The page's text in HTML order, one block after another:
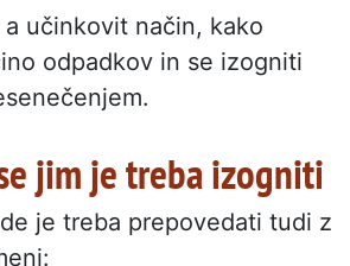
učinkovit način, kako
odpadkov in se izogniti
jim je treba izogniti
je treba prepovedati tudi z